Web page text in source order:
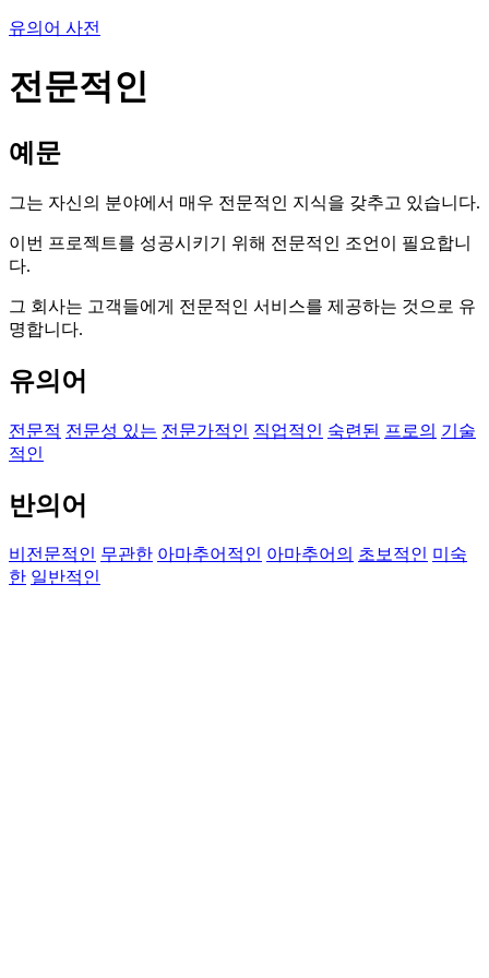
유의어 사전
전문적인
예문
그는 자신의 분야에서 매우 전문적인 지식을 갖추고 있습니다.
이번 프로젝트를 성공시키기 위해 전문적인 조언이 필요합니
다.
그 회사는 고객들에게 전문적인 서비스를 제공하는 것으로 유
명합니다.
유의어
전문적 전문성 있는 전문가적인 직업적인 숙련된 프로의 기술
적인
반의어
비전문적인 무관한 아마추어적인 아마추어의 초보적인 미숙
한 일반적인